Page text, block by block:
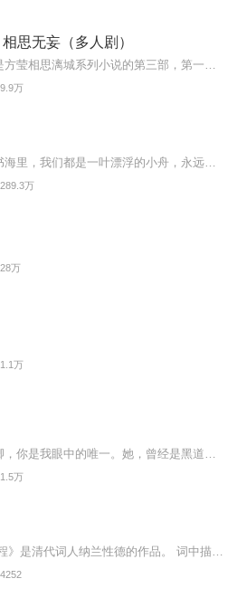
思无妄（多人剧）
9.9万
289.3万
28万
1.1万
1.5万
4252